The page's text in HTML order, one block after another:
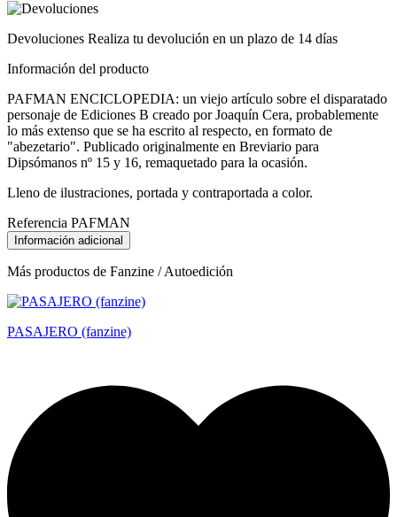
Devoluciones Realiza tu devolución en un plazo de 14 días
Información del producto
PAFMAN ENCICLOPEDIA: un viejo artículo sobre el disparatado
personaje de Ediciones B creado por Joaquín Cera, probablemente
lo más extenso que se ha escrito al respecto, en formato de
"abezetario". Publicado originalmente en Breviario para
Dipsómanos nº 15 y 16, remaquetado para la ocasión.
Lleno de ilustraciones, portada y contraportada a color.
Referencia PAFMAN
Información adicional
Más productos de Fanzine / Autoedición
PASAJERO (fanzine)